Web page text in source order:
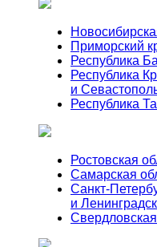
Приморский
Республика
Республика
и
Республика
Ростовская
Самарская
Санкт-
и